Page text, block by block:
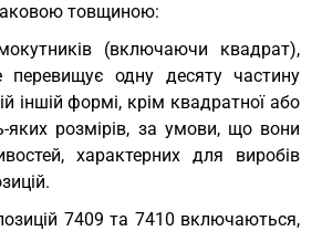
товщиною:
(включаючи квадрат),
одну десяту частину
іншій формі, крім квадратної або
яких розмірів, за умови, що вони
характерних для виробів
7409 та 7410 включаються,